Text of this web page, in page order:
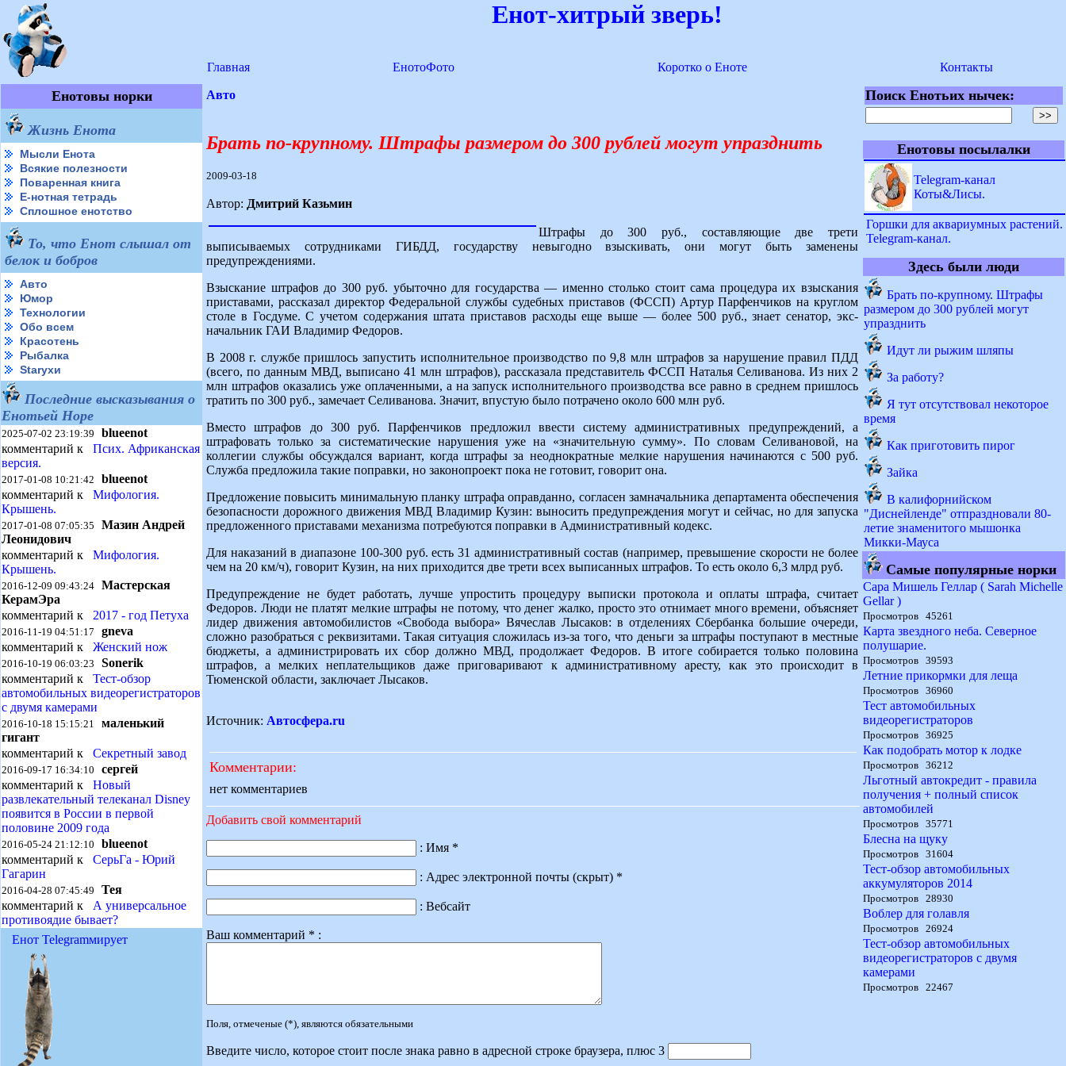
Енот-хитрый зверь!
Главная ЕнотоФото Коротко о Еноте Контакты
Енотовы норки
Жизнь Енота
Мысли Енота
Всякие полезности
Поваренная книга
Е-нотная тетрадь
Сплошное енотство
То, что Енот слышал от
белок и бобров
Авто
Юмор
Технологии
Обо всем
Красотень
Рыбалка
Starухи
Последние высказывания о
Енотьей Норе
2025-07-02 23:19:39 blueenot
комментарий к Псих. Африканская
версия.
2017-01-08 10:21:42 blueenot
комментарий к Мифология.
Крышень.
2017-01-08 07:05:35 Мазин Андрей
Леонидович
комментарий к Мифология.
Крышень.
2016-12-09 09:43:24 Мастерская
КерамЭра
комментарий к 2017 - год Петуха
2016-11-19 04:51:17 gneva
комментарий к Женский нож
2016-10-19 06:03:23 Sonerik
комментарий к Тест-обзор
автомобильных видеорегистраторов
с двумя камерами
2016-10-18 15:15:21 маленький
гигант
комментарий к Секретный завод
2016-09-17 16:34:10 сергей
комментарий к Новый
развлекательный телеканал Disney
появится в России в первой
половине 2009 года
2016-05-24 21:12:10 blueenot
комментарий к СерьГа - Юрий
Гагарин
2016-04-28 07:45:49 Тея
комментарий к А универсальное
противоядие бывает?
Енот Telegramмирует
Авто
Брать по-крупному. Штрафы размером до 300 рублей могут упразднить
2009-03-18
Автор: Дмитрий Казьмин
Штрафы до 300 руб., составляющие две трети
выписываемых сотрудниками ГИБДД, государству невыгодно взыскивать, они могут быть заменены
предупреждениями.
Взыскание штрафов до 300 руб. убыточно для государства — именно столько стоит сама процедура их взыскания
приставами, рассказал директор Федеральной службы судебных приставов (ФССП) Артур Парфенчиков на круглом
столе в Госдуме. С учетом содержания штата приставов расходы еще выше — более 500 руб., знает сенатор, экс-
начальник ГАИ Владимир Федоров.
В 2008 г. службе пришлось запустить исполнительное производство по 9,8 млн штрафов за нарушение правил ПДД
(всего, по данным МВД, выписано 41 млн штрафов), рассказала представитель ФССП Наталья Селиванова. Из них 2
млн штрафов оказались уже оплаченными, а на запуск исполнительного производства все равно в среднем пришлось
тратить по 300 руб., замечает Селиванова. Значит, впустую было потрачено около 600 млн руб.
Вместо штрафов до 300 руб. Парфенчиков предложил ввести систему административных предупреждений, а
штрафовать только за систематические нарушения уже на «значительную сумму». По словам Селивановой, на
коллегии службы обсуждался вариант, когда штрафы за неоднократные мелкие нарушения начинаются с 500 руб.
Служба предложила такие поправки, но законопроект пока не готовит, говорит она.
Предложение повысить минимальную планку штрафа оправданно, согласен замначальника департамента обеспечения
безопасности дорожного движения МВД Владимир Кузин: выносить предупреждения могут и сейчас, но для запуска
предложенного приставами механизма потребуются поправки в Административный кодекс.
Для наказаний в диапазоне 100-300 руб. есть 31 административный состав (например, превышение скорости не более
чем на 20 км/ч), говорит Кузин, на них приходится две трети всех выписанных штрафов. То есть около 6,3 млрд руб.
Предупреждение не будет работать, лучше упростить процедуру выписки протокола и оплаты штрафа, считает
Федоров. Люди не платят мелкие штрафы не потому, что денег жалко, просто это отнимает много времени, объясняет
лидер движения автомобилистов «Свобода выбора» Вячеслав Лысаков: в отделениях Сбербанка большие очереди,
сложно разобраться с реквизитами. Такая ситуация сложилась из-за того, что деньги за штрафы поступают в местные
бюджеты, а администрировать их сбор должно МВД, продолжает Федоров. В итоге собирается только половина
штрафов, а мелких неплательщиков даже приговаривают к административному аресту, как это происходит в
Тюменской области, заключает Лысаков.
Источник: Автосфера.ru
Комментарии:
нет комментариев
Добавить свой комментарий
: Имя *
: Адрес электронной почты (скрыт) *
: Вебсайт
Ваш комментарий * :
Поля, отмеченые (*), являются обязательными
Введите число, которое стоит после знака равно в адресной строке браузера, плюс 3
Поиск Енотьих нычек:
Енотовы посылалки
Telegram-канал
Коты&Лисы.
Горшки для аквариумных растений.
Telegram-канал.
Здесь были люди
Брать по-крупному. Штрафы
размером до 300 рублей могут
упразднить
Идут ли рыжим шляпы
За работу?
Я тут отсутствовал некоторое
время
Как приготовить пирог
Зайка
В калифорнийском
"Диснейленде" отпраздновали 80-
летие знаменитого мышонка
Микки-Мауса
Самые популярные норки
Сара Мишель Геллар ( Sarah Michelle
Gellar )
Просмотров 45261
Карта звездного неба. Северное
полушарие.
Просмотров 39593
Летние прикормки для леща
Просмотров 36960
Тест автомобильных
видеорегистраторов
Просмотров 36925
Как подобрать мотор к лодке
Просмотров 36212
Льготный автокредит - правила
получения + полный список
автомобилей
Просмотров 35771
Блесна на щуку
Просмотров 31604
Тест-обзор автомобильных
аккумуляторов 2014
Просмотров 28930
Воблер для голавля
Просмотров 26924
Тест-обзор автомобильных
видеорегистраторов с двумя
камерами
Просмотров 22467